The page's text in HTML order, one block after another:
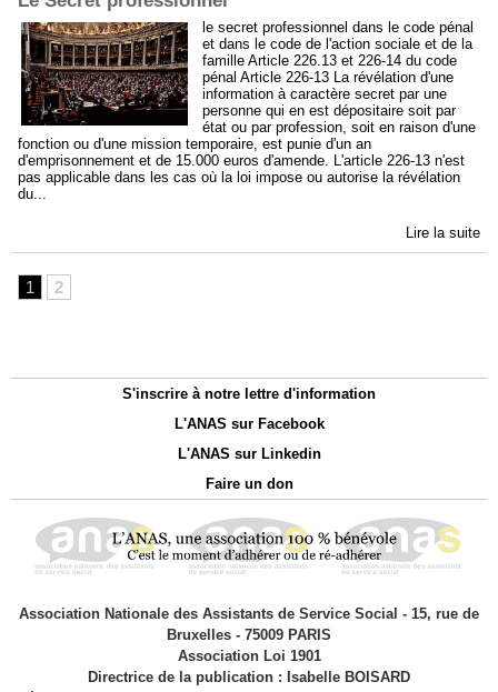
le secret professionnel dans le code pénal
et dans le code de l'action sociale et de la
famille Article 226.13 et 226-14 du code
pénal Article 226-13 La révélation d'une
information à caractère secret par une
personne qui en est dépositaire soit par
état ou par profession, soit en raison d'une
fonction ou d'une mission temporaire, est punie d'un an
d'emprisonnement et de 15.000 euros d'amende. L'article 226-13 n'est
pas applicable dans les cas où la loi impose ou autorise la révélation
du...
Lire la suite
1 2
S'inscrire à notre lettre d'information
L'ANAS sur Facebook
L'ANAS sur Linkedin
Faire un don
Association Nationale des Assistants de Service Social - 15, rue de
Bruxelles - 75009 PARIS
Association Loi 1901
Directrice de la publication : Isabelle BOISARD